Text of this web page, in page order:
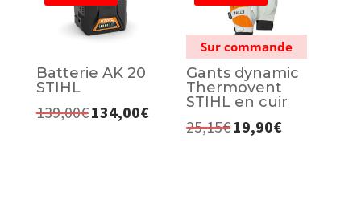
Batterie AK 20
STIHL
139,00€ Le
134,00€Le
Sur commande
Gants dynamic
Thermovent
STIHL en cuir
25,15€ Le
19,90€